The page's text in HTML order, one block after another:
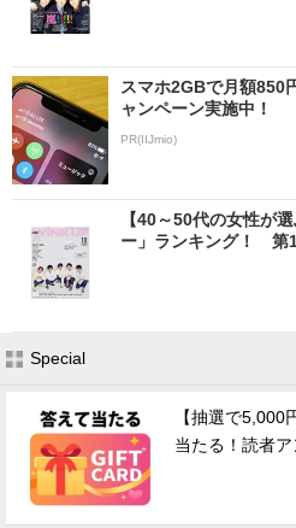
スマホ2GBで月額850
ャンペーン実施中！
PR(IIJmio)
【40～50代の女性が
ー」ランキング！ 第
Special
【抽選で5,000
当たる！読者